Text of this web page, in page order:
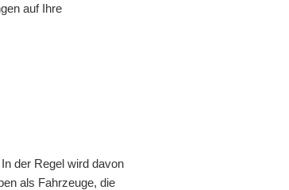
auf Ihre
der Regel wird davon
als Fahrzeuge, die